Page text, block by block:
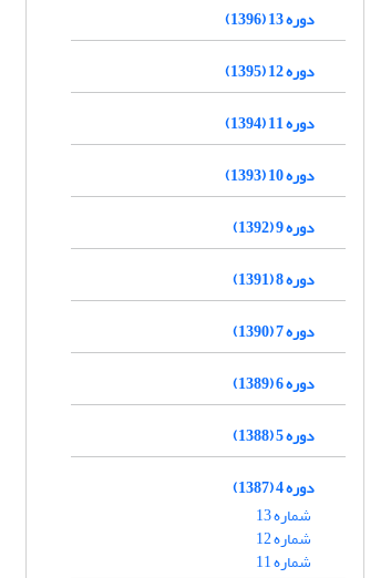
دوره 13 (1396)
دوره 12 (1395)
دوره 11 (1394)
دوره 10 (1393)
دوره 9 (1392)
دوره 8 (1391)
دوره 7 (1390)
دوره 6 (1389)
دوره 5 (1388)
دوره 4 (1387)
شماره 13
شماره 12
شماره 11